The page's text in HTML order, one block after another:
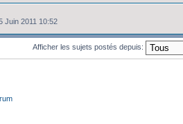
Juin 2011 10:52
Afficher les sujets postés depuis: